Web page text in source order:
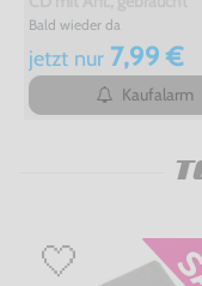
Bald wieder da
jetzt nur7,99 €
Kaufalarm